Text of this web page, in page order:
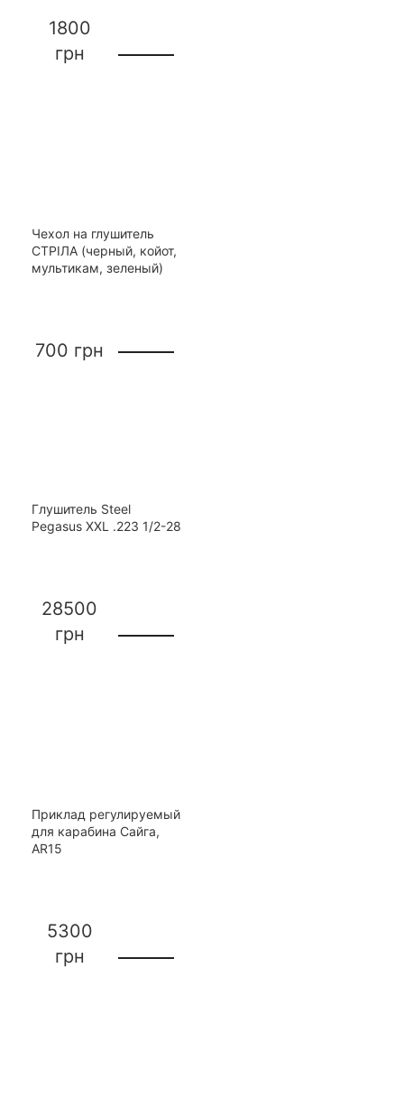
1800
грн
Чехол на глушитель
СТРІЛА (черный, койот,
мультикам, зеленый)
700 грн
Глушитель Steel
Pegasus ХХL .223 1/2-28
28500
грн
Приклад регулируемый
для карабина Сайга,
AR15
5300
грн